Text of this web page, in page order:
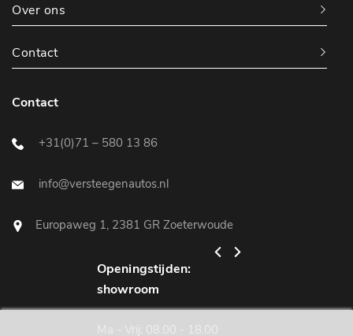
Over ons
Contact
Contact
+31(0)71 – 580 13 86
info@versteegenautos.nl
Europaweg 1, 2381 GR Zoeterwoude
Openingstijden:
showroom
Ma - Vrij: 08.00 - 18.00